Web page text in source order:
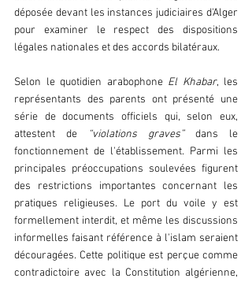
déposée devant les instances judiciaires d'Alger
pour examiner le respect des dispositions
légales nationales et des accords bilatéraux.
Selon le quotidien arabophone El Khabar, les
représentants des parents ont présenté une
série de documents officiels qui, selon eux,
attestent de
“violations graves” dans le
fonctionnement de l'établissement. Parmi les
principales préoccupations soulevées figurent
des restrictions importantes concernant les
pratiques religieuses. Le port du voile y est
formellement interdit, et même les discussions
informelles faisant référence à l'islam seraient
découragées. Cette politique est perçue comme
contradictoire avec la Constitution algérienne,